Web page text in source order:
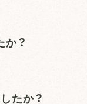
？
たか？